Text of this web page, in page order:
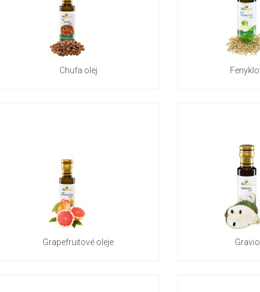
Chufa olej
Grapefruitové oleje